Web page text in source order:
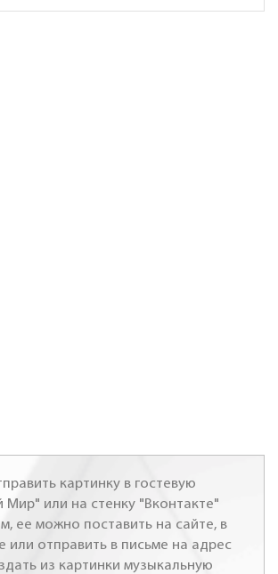
картинку в гостевую
или на стенку "Вконтакте"
ее можно поставить на сайте, в
или отправить в письме на адрес
из картинки музыкальную